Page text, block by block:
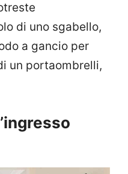
di uno sgabello,
a gancio per
un portaombrelli,